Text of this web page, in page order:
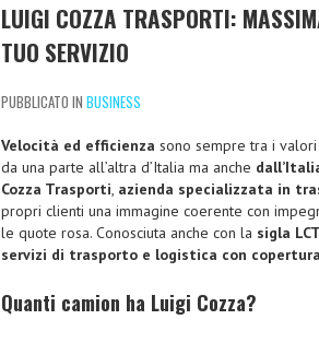
LUIGI COZZA TRASPORTI:
TUO SERVIZIO
PUBBLICATO IN BUSINESS
Velocità ed efficienza sono sempre tra i
da una parte all’altra d’Italia ma anche
Cozza Trasporti, azienda specializzata in
propri clienti una immagine coerente con
le quote rosa. Conosciuta anche con la sigla
servizi di trasporto e logistica con
Quanti camion ha Luigi Cozza?